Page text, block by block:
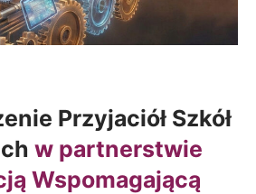
Przyjaciół Szkół
w partnerstwie
Wspomagającą